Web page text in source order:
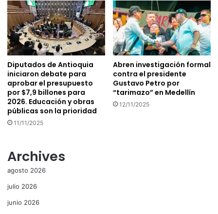
Diputados de Antioquia
iniciaron debate para
aprobar el presupuesto
por $7,9 billones para
2026. Educación y obras
públicas son la prioridad
11/11/2025
Abren investigación formal
contra el presidente
Gustavo Petro por
“tarimazo” en Medellín
12/11/2025
Archives
agosto 2026
julio 2026
junio 2026